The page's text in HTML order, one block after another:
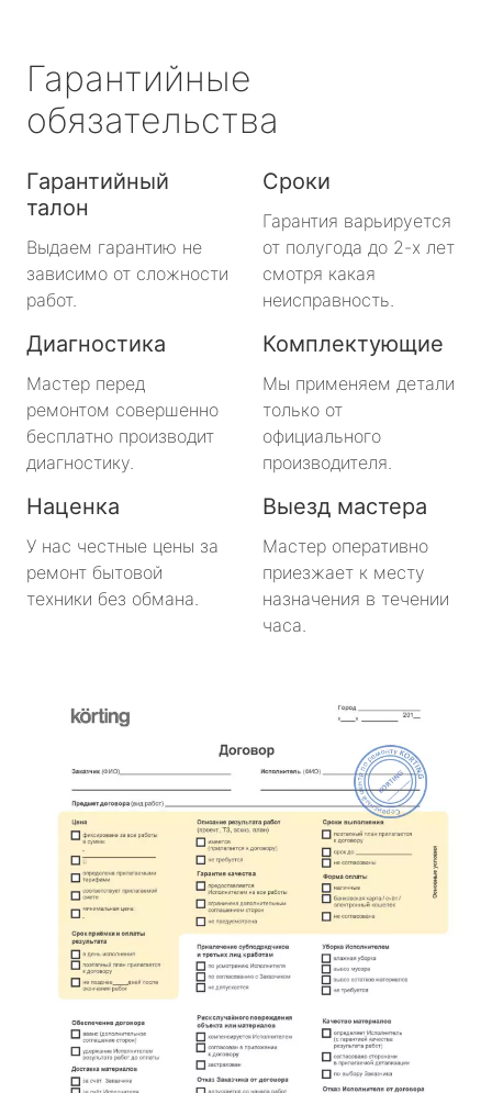
Гарантийные
обязательства
Гарантийный
талон
Выдаем гарантию не
зависимо от сложности
работ.
Сроки
Гарантия варьируется
от полугода до 2-х лет
смотря какая
неисправность.
Диагностика
Мастер перед
ремонтом совершенно
бесплатно производит
диагностику.
Комплектующие
Мы применяем детали
только от
официального
производителя.
Наценка
У нас честные цены за
ремонт бытовой
техники без обмана.
Выезд мастера
Мастер оперативно
приезжает к месту
назначения в течении
часа.